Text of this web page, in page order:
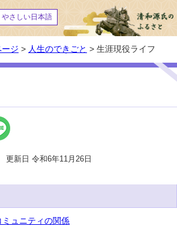
やさしい日本語
ージ > 人生のできごと > 生涯現役ライフ
更新日 令和6年11月26日
ュニティの関係